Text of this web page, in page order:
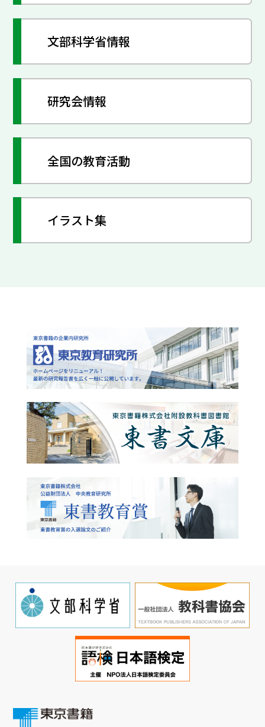
文部科学省情報
研究会情報
全国の教育活動
イラスト集